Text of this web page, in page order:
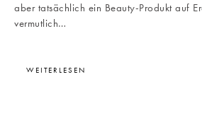
aber tatsächlich ein Beauty-Produkt auf
vermutlich…
WEITERLESEN